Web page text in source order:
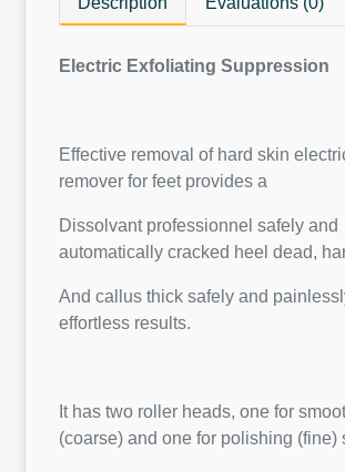
Electric Exfoliating Suppression
Effective removal of hard skin
remover for feet provides a
Dissolvant professionnel safely and
automatically cracked heel dead,
And callus thick safely and
effortless results.
It has two roller heads, one for
(coarse) and one for polishing (fine)